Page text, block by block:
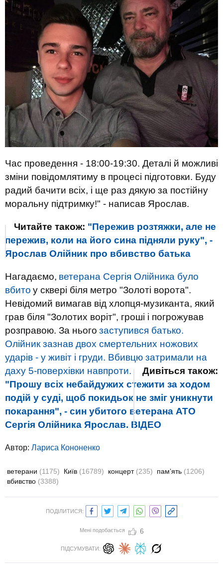
Час проведення - 18:00-19:30. Деталі й можливі
зміни повідомлятиму в процесі підготовки. Буду
радий бачити всіх, і ще раз дякую за постійну
моральну підтримку!" - написав Ярослав.
Читайте також: "Пережив розтяжки, але не
пережив, коли на його сина підняли руку", -
Ярослав Олійник про вбивство батька
Нагадаємо, ветерана Сергія Олійника було
вбито у сквері біля метро "Золоті ворота".
Невідомий вимагав від хлопця-музиканта, який
грав біля "Золотих воріт", гроші і погрожував
розправою. За нього заступився батько.
Олійник зазнав двох смертельних ножових
ударів - у живіт і груди. Вбивцю затримали на
даху 5-поверхівки навпроти.
Дивіться також:
"Прошу всіх небайдужих стежити за ходом
подій у суді, щоб покидьок не зміг уникнути
покарання", - син убитого ветерана АТО
Сергія Олійника Ярослав. ВIДЕО
Автор: Лариса Кононенко
ветерани (1175) Київ (16789) концерт (235) пам’ять (1206)
вбивство (3388)
ПОДІЛИТИСЯ:
Мені подобається 6
ПІДСУМУВАТИ: